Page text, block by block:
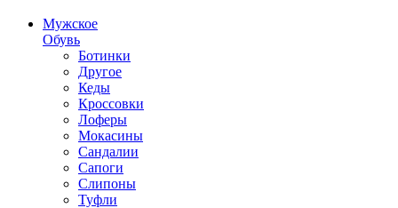
Мужское
Обувь
Ботинки
Другое
Кеды
Кроссовки
Лоферы
Мокасины
Сандалии
Сапоги
Слипоны
Туфли